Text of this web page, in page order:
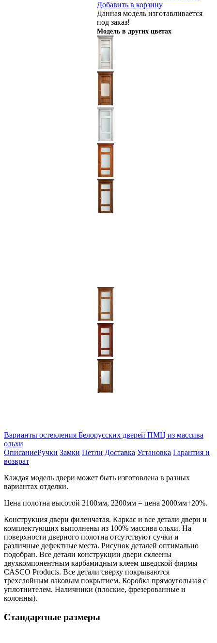
Добавить в корзину
Данная модель изготавливается
под заказ!
Модель в других цветах
Варианты остекления Белорусских дверей ПМЦ из массива
ольхи
ОписаниеРучки Замки Петли Доставка Установка Гарантия и
возврат
Каждая модель двери может быть изготовлена в разных
вариантах отделки.
Цена полотна высотой 2100мм, 2200мм = цена 2000мм+20%.
Конструкция двери филенчатая. Каркас и все детали двери и
комплектующих выполнены из 100% массива ольхи. На
поверхности дверного полотна отсутствуют сучки и
различные дефектные места. Рисунок деталей оптимально
подобран. Все детали конструкции двери склеены
двухкомпонентным карбамидным клеем шведской фирмы
CASCO Products. Все детали сверху покрываются
трехслойным лаковым покрытием. Коробка прямоугольная с
уплотнителем. Наличники (плоские, фрезерованные и
колонны).
Стандартные размеры